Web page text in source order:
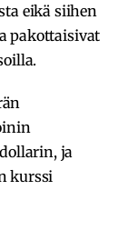
eikä siihen
pakottaisivat
ja
kurssi